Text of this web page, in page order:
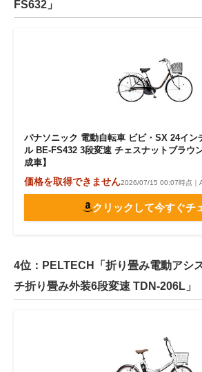
FS632」
パナソニック 電動自転車 ビビ・SX 24イン
ル BE-FS432 3段変速 チェスナットブラウ
成車】
価格を取得できません2026/07/15 00:07時点｜
クリックして今すぐチ
4位：PELTECH「折り畳み電動アシ
チ折り畳み外装6段変速 TDN-206L」